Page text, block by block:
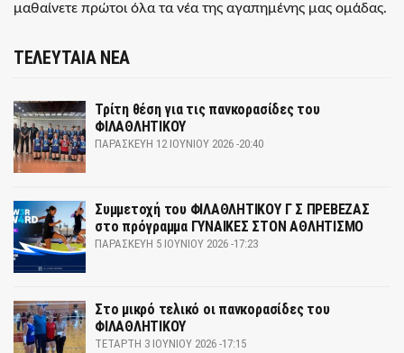
μαθαίνετε πρώτοι όλα τα νέα της αγαπημένης μας ομάδας.
ΤΕΛΕΥΤΑΙΑ ΝΕΑ
Τρίτη θέση για τις πανκορασίδες του
ΦΙΛΑΘΛΗΤΙΚΟΥ
ΠΑΡΑΣΚΕΥΉ 12 ΙΟΥΝΊΟΥ 2026 -20:40
Συμμετοχή του ΦΙΛΑΘΛΗΤΙΚΟΥ Γ Σ ΠΡΕΒΕΖΑΣ
στο πρόγραμμα ΓΥΝΑΙΚΕΣ ΣΤΟΝ ΑΘΛΗΤΙΣΜΟ
ΠΑΡΑΣΚΕΥΉ 5 ΙΟΥΝΊΟΥ 2026 -17:23
Στο μικρό τελικό οι πανκορασίδες του
ΦΙΛΑΘΛΗΤΙΚΟΥ
ΤΕΤΆΡΤΗ 3 ΙΟΥΝΊΟΥ 2026 -17:15